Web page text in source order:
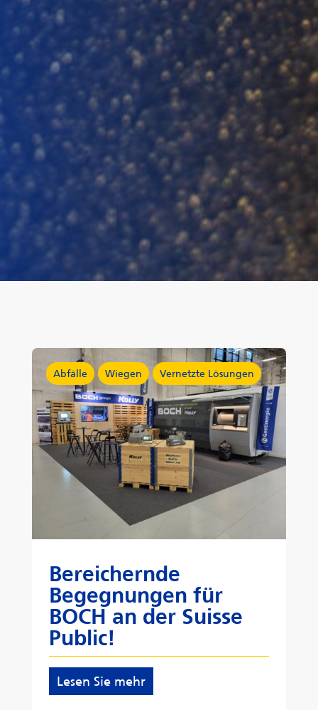
Abfälle Wiegen Vernetzte Lösungen
Bereichernde
Begegnungen für
BOCH an der Suisse
Public!
Lesen Sie mehr